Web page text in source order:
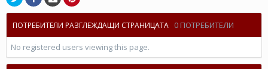
ПОТРЕБИТЕЛИ РАЗГЛЕЖДАЩИ СТРАНИЦАТА 0 ПОТРЕБИТЕЛИ
No registered users viewing this page.